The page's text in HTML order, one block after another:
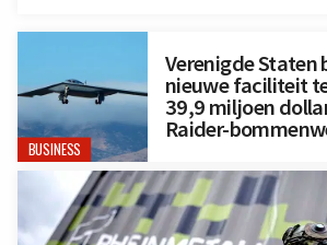
BUSINESS
Verenigde Staten
nieuwe faciliteit
39,9 miljoen
Raider-